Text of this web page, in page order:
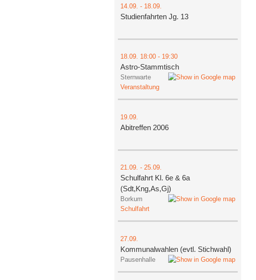
14.09. - 18.09.
Studienfahrten Jg. 13
18.09. 18:00- 19:30
Astro-Stammtisch
Sternwarte
Veranstaltung
19.09.
Abitreffen 2006
21.09. -25.09.
Schulfahrt Kl. 6e & 6a
(Sdt,Kng,As,Gj)
Borkum
Schulfahrt
27.09.
Kommunalwahlen (evtl. Stichwahl)
Pausenhalle